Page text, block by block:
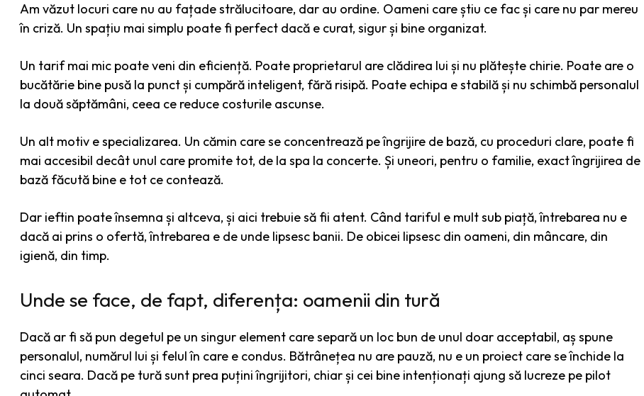
Am văzut locuri care nu au fațade strălucitoare, dar au ordine. Oameni care știu ce fac și care nu par mereu
în criză. Un spațiu mai simplu poate fi perfect dacă e curat, sigur și bine organizat.
Un tarif mai mic poate veni din eficiență. Poate proprietarul are clădirea lui și nu plătește chirie. Poate are o
bucătărie bine pusă la punct și cumpără inteligent, fără risipă. Poate echipa e stabilă și nu schimbă personalul
la două săptămâni, ceea ce reduce costurile ascunse.
Un alt motiv e specializarea. Un cămin care se concentrează pe îngrijire de bază, cu proceduri clare, poate fi
mai accesibil decât unul care promite tot, de la spa la concerte. Și uneori, pentru o familie, exact îngrijirea de
bază făcută bine e tot ce contează.
Dar ieftin poate însemna și altceva, și aici trebuie să fii atent. Când tariful e mult sub piață, întrebarea nu e
dacă ai prins o ofertă, întrebarea e de unde lipsesc banii. De obicei lipsesc din oameni, din mâncare, din
igienă, din timp.
Unde se face, de fapt, diferența: oamenii din tură
Dacă ar fi să pun degetul pe un singur element care separă un loc bun de unul doar acceptabil, aș spune
personalul, numărul lui și felul în care e condus. Bătrânețea nu are pauză, nu e un proiect care se închide la
cinci seara. Dacă pe tură sunt prea puțini îngrijitori, chiar și cei bine intenționați ajung să lucreze pe pilot